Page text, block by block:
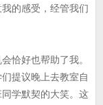
的感受，经管我们
恰好也帮助了我。
提议晚上去教室自
学默契的大笑。这